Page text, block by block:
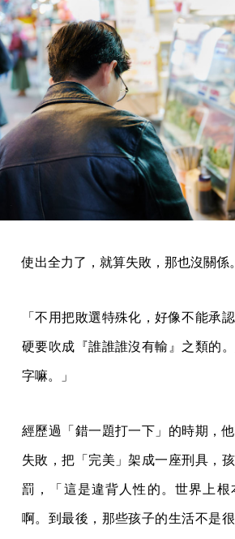
使出全力了，就算失敗，那也沒關係
「不用把敗選特殊化，好像不能承
硬要吹成『誰誰誰沒有輸』之類的。
字嘛。」
經歷過「錯一題打一下」的時期，
失敗，把「完美」架成一座刑具，
罰，「這是違背人性的。世界上根
啊。到最後，那些孩子的生活不是